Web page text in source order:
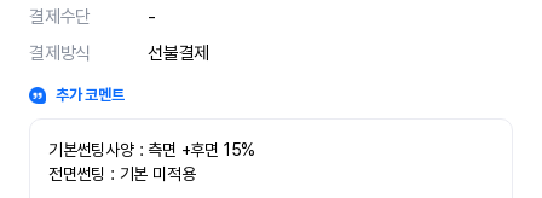
결제수단
-
결제방식
선불결제
추가 코멘트
기본썬팅사양 : 측면 +후면 15%
전면썬팅 : 기본 미적용